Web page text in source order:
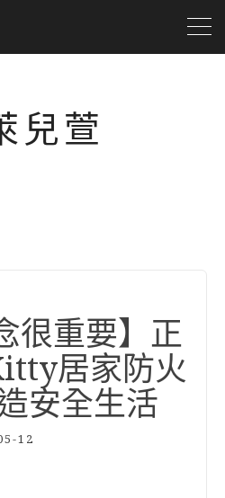
兒萱
很重要】正
居家防火
安全生活
12